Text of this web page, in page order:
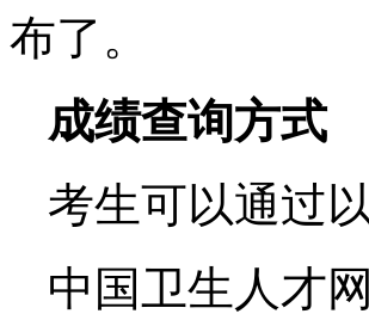
布了。
成绩查询方式
考生可以通过
中国卫生人才